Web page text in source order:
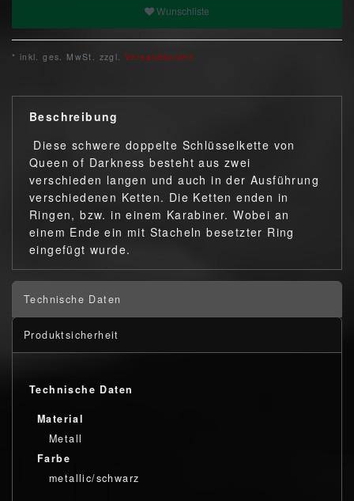
Wunschliste
* inkl. ges. MwSt. zzgl. Versandkosten
Beschreibung
Diese schwere doppelte Schlüsselkette von
Queen of Darkness besteht aus zwei
verschieden langen und auch in der Ausführung
verschiedenen Ketten. Die Ketten enden in
Ringen, bzw. in einem Karabiner. Wobei an
einem Ende ein mit Stacheln besetzter Ring
eingefügt wurde.
Technische Daten
Produktsicherheit
Technische Daten
Material
Metall
Farbe
metallic/schwarz